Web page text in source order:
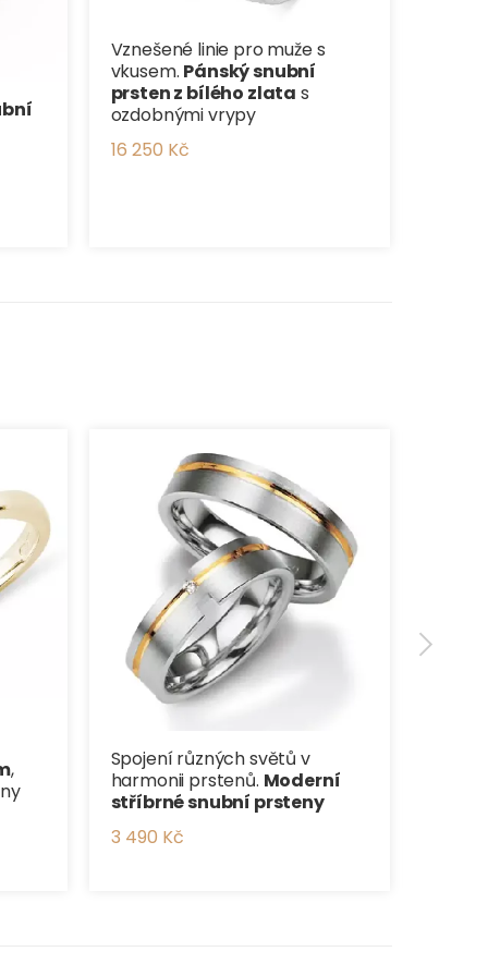
Vznešené linie pro muže s
vkusem. Pánský snubní
prsten z bílého zlata s
ozdobnými vrypy
16 250 Kč
,
Spojení různých světů v
harmonii prstenů. Moderní
stříbrné snubní prsteny
3 490 Kč